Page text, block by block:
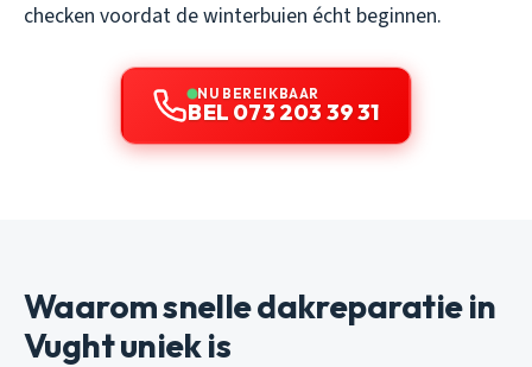
checken voordat de winterbuien écht beginnen.
NU BEREIKBAAR
BEL 073 203 39 31
Waarom snelle dakreparatie in
Vught uniek is